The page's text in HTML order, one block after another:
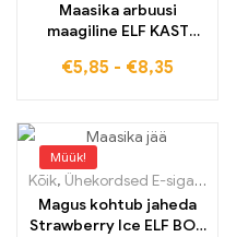
Maasika arbuusi
maagiline ELF KAST
nautlejatele
€5,85 - €8,35
Müük!
Kõik, Ühekordsed E-sigaretid
Magus kohtub jaheda
Strawberry Ice ELF BOX